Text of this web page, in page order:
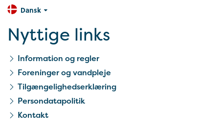
Dansk
Nyttige links
Information og regler
Foreninger og vandpleje
Tilgængelighedserklæring
Persondatapolitik
Kontakt